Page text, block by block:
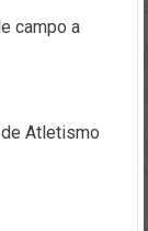
campo a
Atletismo